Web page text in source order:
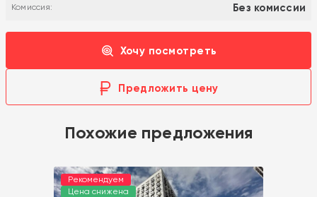
Комиссия: Без комиссии
Хочу посмотреть
Предложить цену
Похожие предложения
Рекомендуем
Цена снижена